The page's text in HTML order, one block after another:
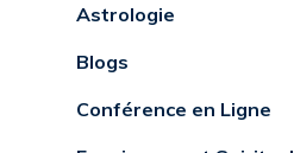
Astrologie
Blogs
Conférence en Ligne